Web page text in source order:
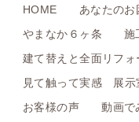
HOME
あなたの
やまなか６ヶ条
施
建て替えと全面リフ
見て触って実感 展示
お客様の声
動画で